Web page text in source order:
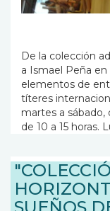
De la colección
a Ismael Peña
elementos de
títeres
martes a sábado,
de 10 a 15 horas.